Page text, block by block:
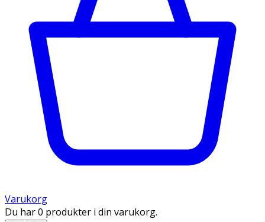
Varukorg
Du har 0 produkter i din varukorg.